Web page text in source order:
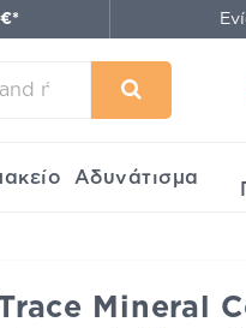
Αδυνάτισμα
Mineral